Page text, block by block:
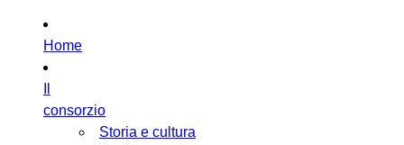
Home
consorzio
Storia e cultura